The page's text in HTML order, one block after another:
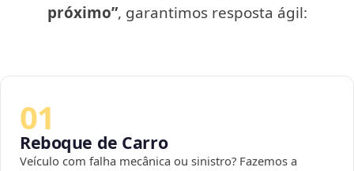
próximo”, garantimos resposta ágil:
01
Reboque de Carro
Veículo com falha mecânica ou sinistro? Fazemos a